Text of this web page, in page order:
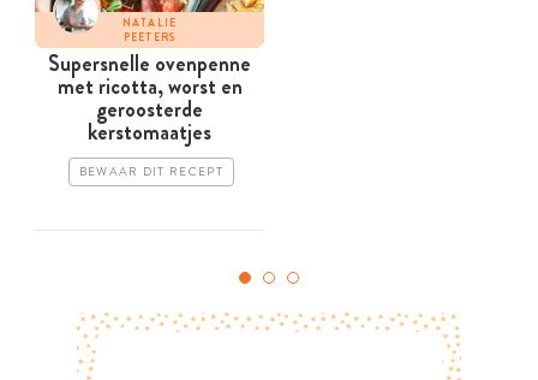
NATALIE
PEETERS
Supersnelle ovenpenne
met ricotta, worst en
geroosterde
kerstomaatjes
BEWAAR DIT RECEPT